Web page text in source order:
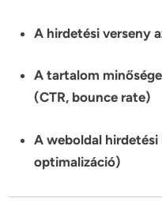
A hirdetési verseny
A tartalom
(CTR, bounce rate)
A weboldal hirdetési
optimalizáció)